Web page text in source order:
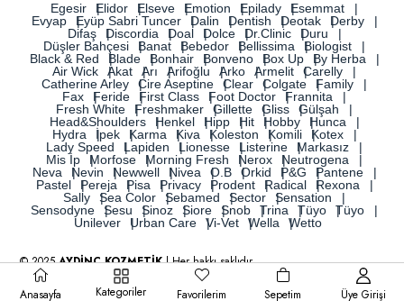
Egesir Elidor Elseve Emotion Epilady
Esemmat
Evyap
Eyüp Sabri Tuncer Dalin Dentish Deotak
Derby
Difaş
Discordia Doal Dolce Dr.Clinic
Duru
Düşler Bahçesi
Banat Bebedor Bellissima
Biologist
Black & Red
Blade Bonhair Bonveno Box Up
By Herba
Air Wick
Akat Arı Arifoğlu Arko Armelit
Carelly
Catherine Arley
Cire Aseptine Clear Colgate
Family
Fax
Feride First Class Foot Doctor
Frannita
Fresh White
Freshmaker Gillette Gliss
Gülşah
Head&Shoulders
Henkel Hipp Hit Hobby
Hunca
Hydra
İpek Karma Kiva Koleston Komili
Kotex
Lady Speed
Lapiden Lionesse Listerine
Markasız
Mis İp
Morfose Morning Fresh Nerox
Neutrogena
Neva
Nevin Newwell Nivea O.B Orkid P&G
Pantene
Pastel
Pereja Pisa Privacy Prodent Radical
Rexona
Sally
Sea Color Sebamed Sector
Sensation
Sensodyne
Sesu Sinoz Siore Snob Trina Tüyo
Tüyo
Unilever
Urban Care Vi-Vet Wella Wetto
© 2025AYDİNÇ KOZMETİK| Her hakkı saklıdır.
Anasayfa Kategoriler Favorilerim Sepetim Üye Girişi